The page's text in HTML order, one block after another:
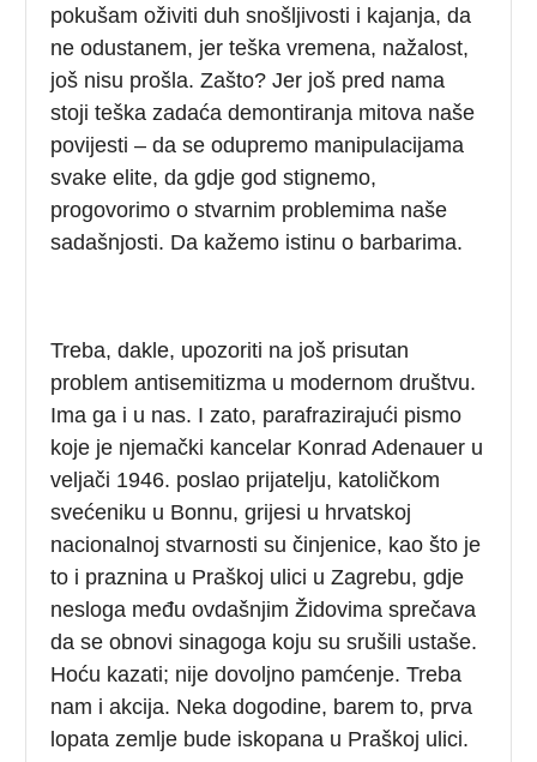
pokušam oživiti duh snošljivosti i kajanja, da
ne odustanem, jer teška vremena, nažalost,
još nisu prošla. Zašto? Jer još pred nama
stoji teška zadaća demontiranja mitova naše
povijesti – da se odupremo manipulacijama
svake elite, da gdje god stignemo,
progovorimo o stvarnim problemima naše
sadašnjosti. Da kažemo istinu o barbarima.
Treba, dakle, upozoriti na još prisutan
problem antisemitizma u modernom društvu.
Ima ga i u nas. I zato, parafrazirajući pismo
koje je njemački kancelar Konrad Adenauer u
veljači 1946. poslao prijatelju, katoličkom
svećeniku u Bonnu, grijesi u hrvatskoj
nacionalnoj stvarnosti su činjenice, kao što je
to i praznina u Praškoj ulici u Zagrebu, gdje
nesloga među ovdašnjim Židovima sprečava
da se obnovi sinagoga koju su srušili ustaše.
Hoću kazati; nije dovoljno pamćenje. Treba
nam i akcija. Neka dogodine, barem to, prva
lopata zemlje bude iskopana u Praškoj ulici.